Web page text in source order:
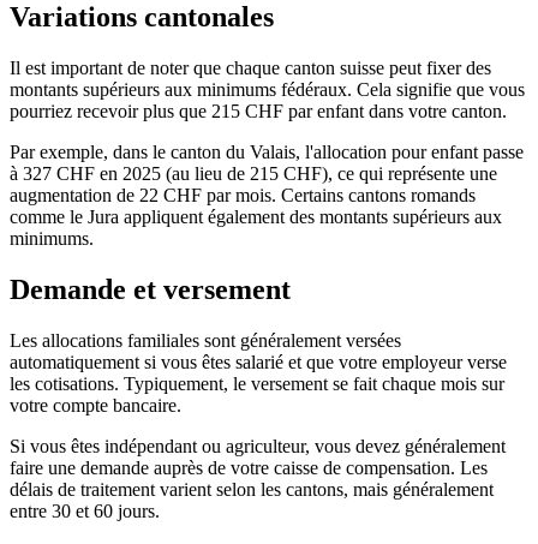
Variations cantonales
Il est important de noter que chaque canton suisse peut fixer des
montants supérieurs aux minimums fédéraux. Cela signifie que vous
pourriez recevoir plus que 215 CHF par enfant dans votre canton.
Par exemple, dans le canton du Valais, l'allocation pour enfant passe
à 327 CHF en 2025 (au lieu de 215 CHF), ce qui représente une
augmentation de 22 CHF par mois. Certains cantons romands
comme le Jura appliquent également des montants supérieurs aux
minimums.
Demande et versement
Les allocations familiales sont généralement versées
automatiquement si vous êtes salarié et que votre employeur verse
les cotisations. Typiquement, le versement se fait chaque mois sur
votre compte bancaire.
Si vous êtes indépendant ou agriculteur, vous devez généralement
faire une demande auprès de votre caisse de compensation. Les
délais de traitement varient selon les cantons, mais généralement
entre 30 et 60 jours.